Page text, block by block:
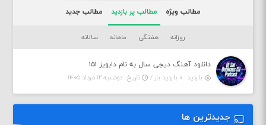
مطالب ویژه مطالب پر بازدید مطالب جدید
روزانه هفتگی ماهانه سالانه
دانلود آهنگ دیجی سال به نام دابویز ۱۵۱
بازدید : ۰ بازدید بار /
تاریخ : دوشنبه ۱۲ مرداد ۱۴۰۵
جدیدترین ها